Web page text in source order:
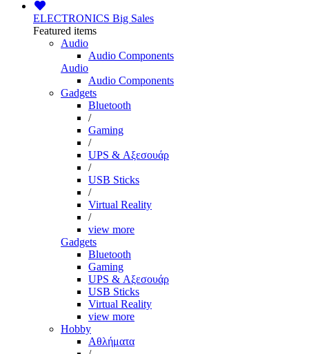
ELECTRONICS Big Sales
Featured items
Audio
Audio Components
Audio
Audio Components
Gadgets
Bluetooth
/
Gaming
/
UPS & Αξεσουάρ
/
USB Sticks
/
Virtual Reality
/
view more
Gadgets
Bluetooth
Gaming
UPS & Αξεσουάρ
USB Sticks
Virtual Reality
view more
Hobby
Αθλήματα